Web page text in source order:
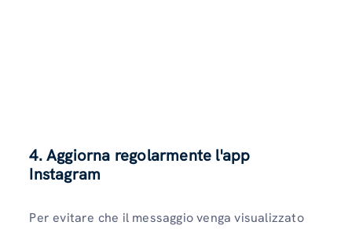
4. Aggiorna regolarmente l'app
Instagram
Per evitare che il messaggio venga visualizzato